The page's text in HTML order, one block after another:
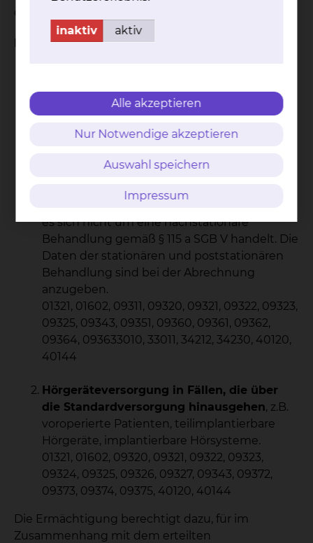
dürfen.
Dr. C. Schmidt:
Ambulante Nachuntersuchung und ggf. -
hörverbessernden oder
in der Hals-Nasen-Ohren-Klinik der
Städtischen Klinikum Braunschweig gGmbH,
Holwedestraße, durchgeführt wurden, soweit
es sich nicht um eine nachstationäre
Behandlung gemäß § 115 a SGB V handelt. Die
Daten der stationären und poststationären
Behandlung sind bei der Abrechnung
anzugeben.
01321, 01602, 09311, 09320, 09321, 09322, 09323,
09325, 09343, 09351, 09360, 09361, 09362,
09364, 093633010, 33011, 34212, 34230, 40120,
40144
Hörgeräteversorgung in Fällen, die über
die Standardversorgung hinausgehen, z.B.
voroperierte Patienten, teilimplantierbare
Hörgeräte, implantierbare Hörsysteme.
01321, 01602, 09320, 09321, 09322, 09323,
09324, 09325, 09326, 09327, 09343, 09372,
09373, 09374, 09375, 40120, 40144
Die Ermächtigung berechtigt dazu, für im
Zusammenhang mit dem erteilten
inaktiv aktiv
Alle akzeptieren
Nur Notwendige akzeptieren
Auswahl speichern
Impressum